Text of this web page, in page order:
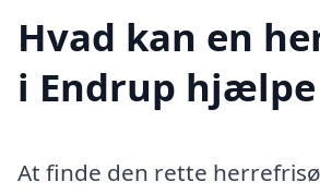
Hvad kan en
i Endrup hjælpe
At finde den rette